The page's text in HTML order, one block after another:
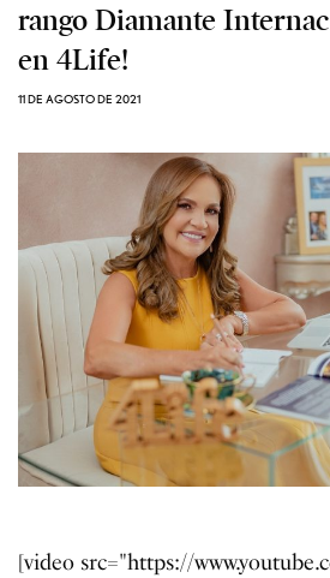
rango Diamante
en 4Life!
11 DE AGOSTO DE 2021
[video src="https://